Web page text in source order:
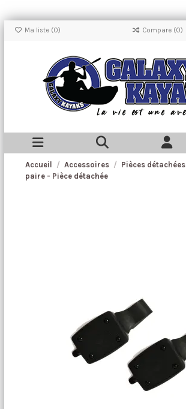
Ma liste (0) Compare (0)
Accueil Accessoires Pièces détachées
paire - Pièce détachée